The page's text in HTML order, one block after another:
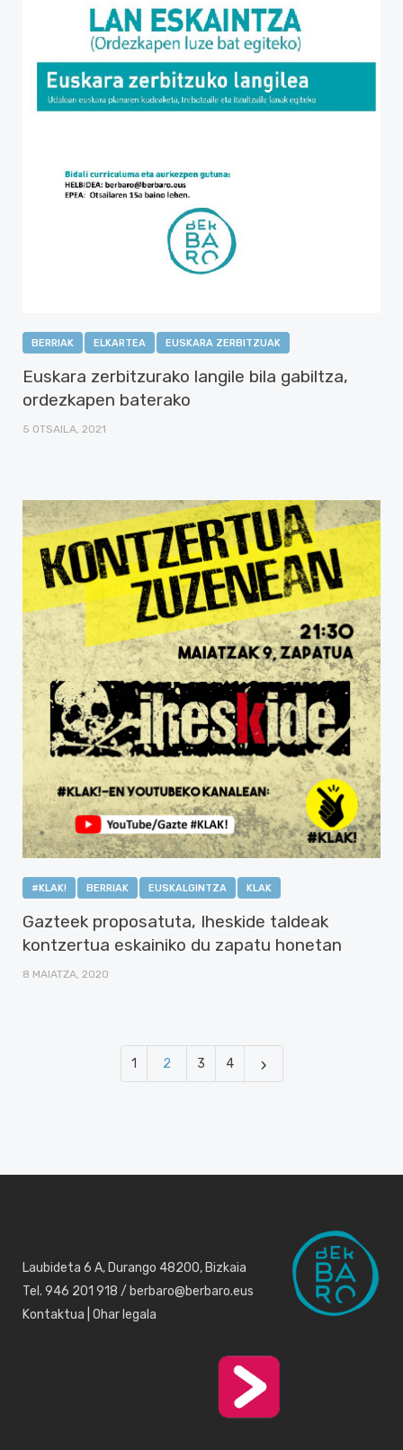
BERRIAK ELKARTEA EUSKARA ZERBITZUAK
Euskara zerbitzurako langile bila gabiltza,
ordezkapen baterako
5 OTSAILA, 2021
#KLAK! BERRIAK EUSKALGINTZA KLAK
Gazteek proposatuta, Iheskide taldeak
kontzertua eskainiko du zapatu honetan
8 MAIATZA, 2020
1 2 3 4
Laubideta 6 A, Durango 48200, Bizkaia
Tel. 946 201 918 / berbaro@berbaro.eus
Kontaktua Ohar legala